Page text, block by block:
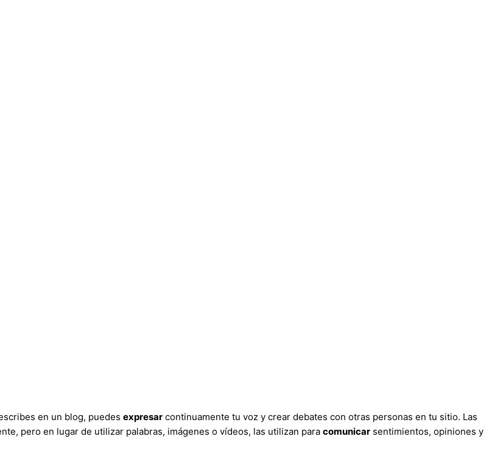
en un blog, puedes expresar continuamente tu voz y crear debates con otras personas en tu sitio. Las
pero en lugar de utilizar palabras, imágenes o vídeos, las utilizan para comunicar sentimientos, opiniones y